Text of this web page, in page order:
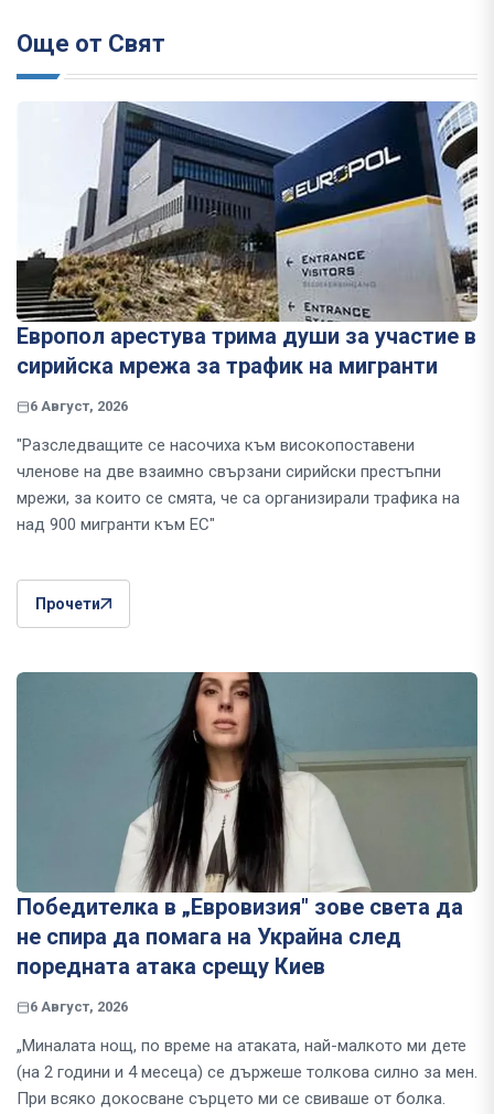
Още от Свят
Европол арестува трима души за участие в
сирийска мрежа за трафик на мигранти
6 Август, 2026
"Разследващите се насочиха към високопоставени
членове на две взаимно свързани сирийски престъпни
мрежи, за които се смята, че са организирали трафика на
над 900 мигранти към ЕС"
Прочети
Победителка в „Евровизия" зове света да
не спира да помага на Украйна след
поредната атака срещу Киев
6 Август, 2026
„Миналата нощ, по време на атаката, най-малкото ми дете
(на 2 години и 4 месеца) се държеше толкова силно за мен.
При всяко докосване сърцето ми се свиваше от болка.